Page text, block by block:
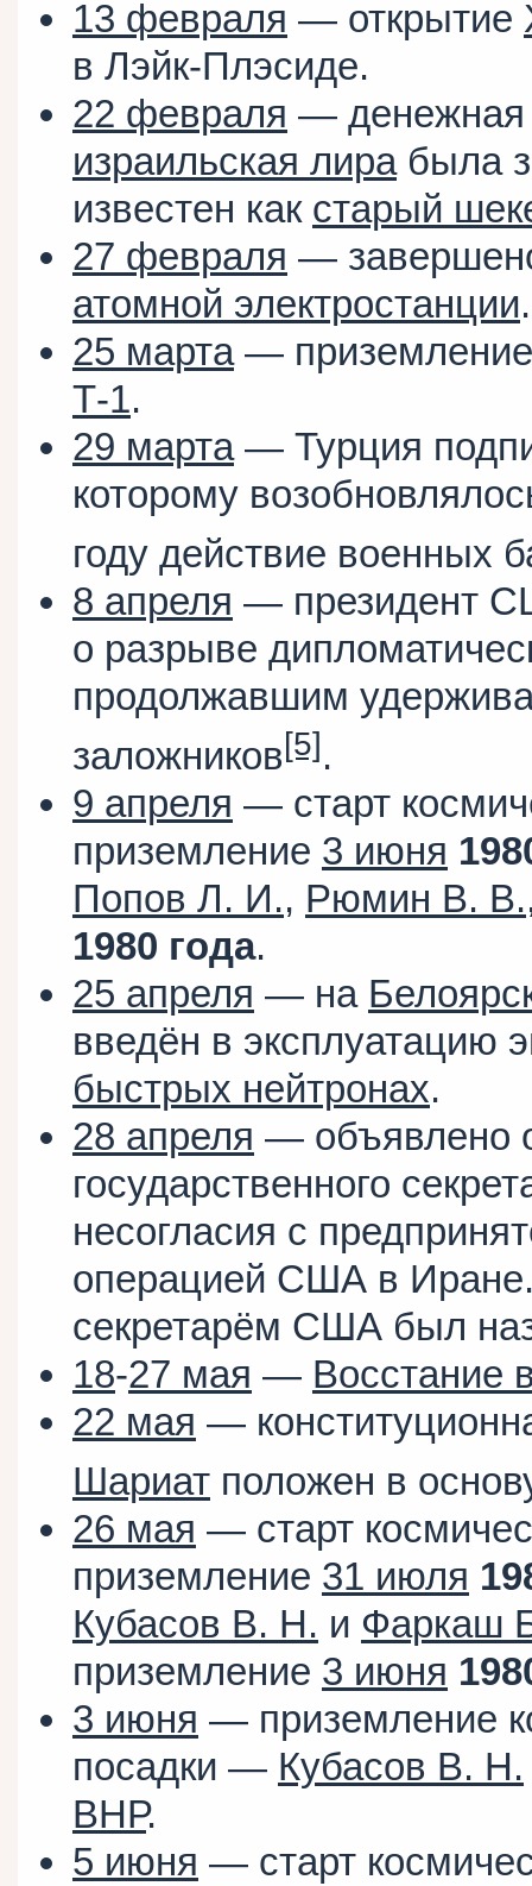
13 февраля — открытие
в Лэйк-Плэсиде.
22 февраля —
израильская лирабыла
известен как старый
27 февраля —
атомной электростанции.
25 марта— приземление
Т-1.
29 марта— Турция
которому
году действие военных
8 апреля — президент
о разрыве
продолжавшим
заложников[5].
9 апреля — старт
приземление 3 июня
Попов Л. И., Рюмин В. В.
1980 года.
25 апреля — на
введён в эксплуатацию
быстрых нейтронах.
28 апреля — объявлено
государственного
несогласия с
операцией США в
секретарём США был
18-27 мая — Восстание
22 мая —
Шариат положен в
26 мая — старт
приземление 31 июля
Кубасов В. Н. и Фаркаш
приземление 3 июня
3 июня — приземление
посадки — Кубасов В. Н.
ВНР.
5 июня — старт